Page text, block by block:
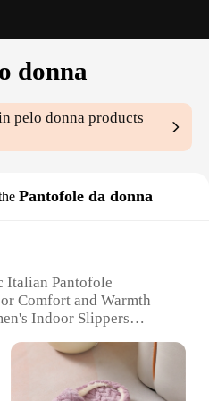
donna
pelo donna products
Pantofole da donna
Italian Pantofole
Comfort and Warmth
Indoor Slippers
in Sets for a